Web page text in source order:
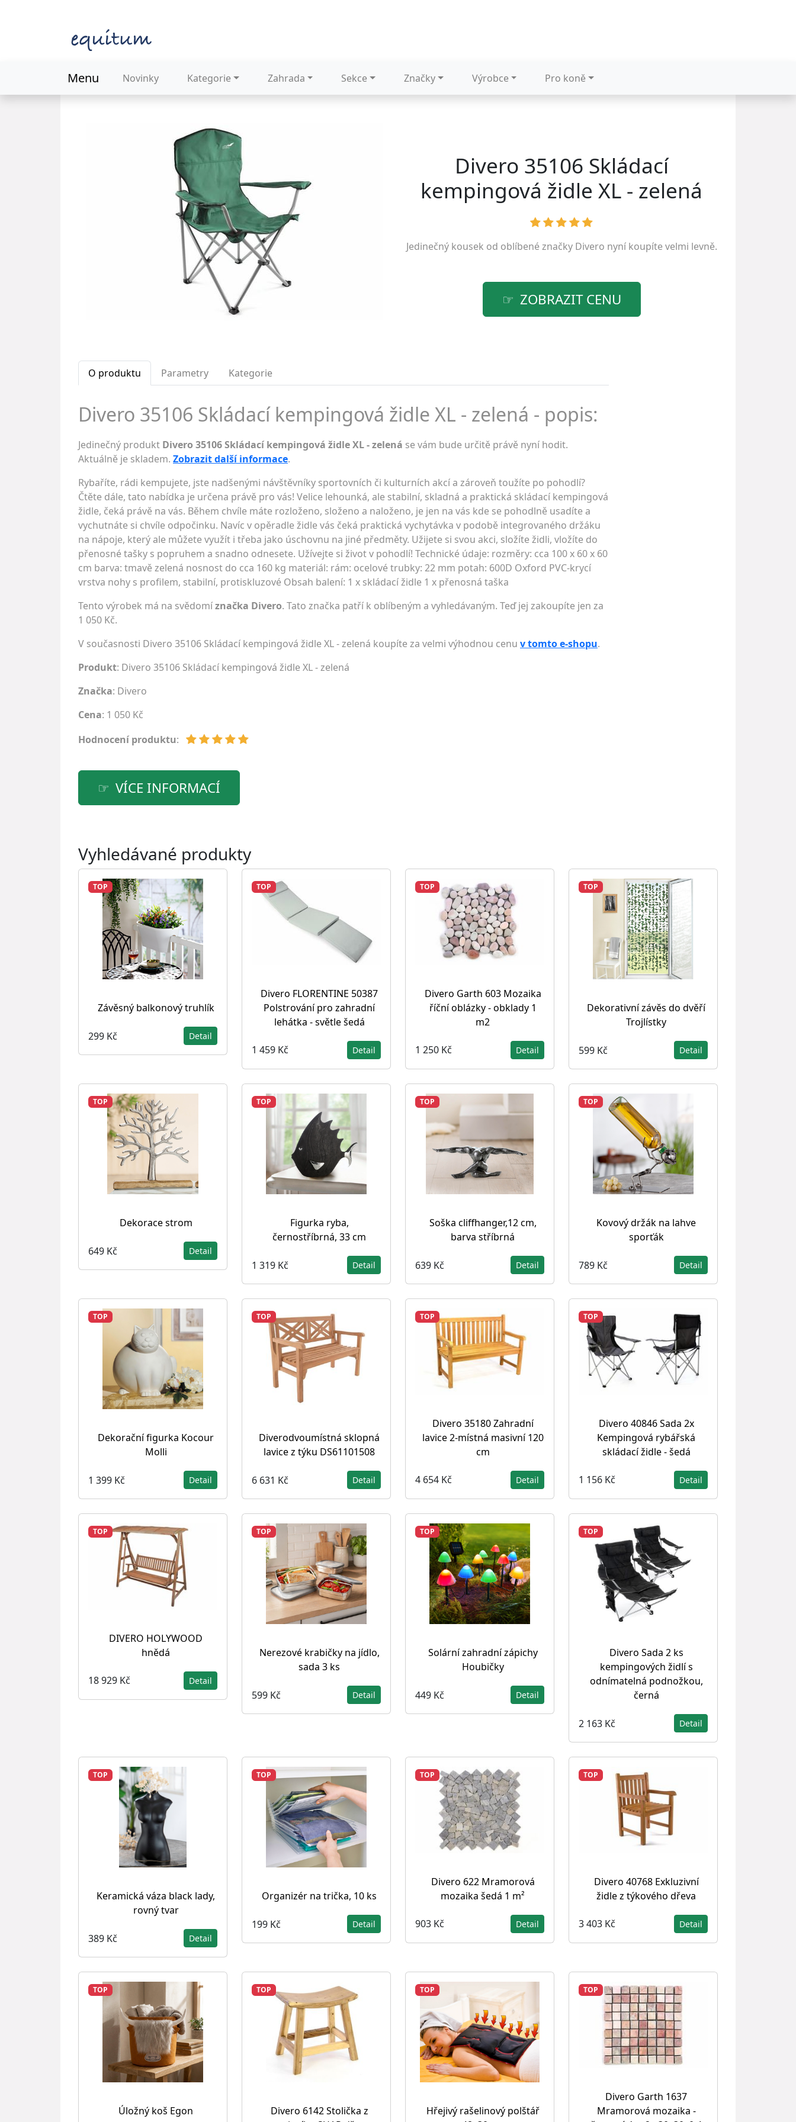
Menu Novinky Kategorie Zahrada Sekce Značky Výrobce Pro koně
Divero 35106 Skládací
kempingová židle XL - zelená
Jedinečný kousek od oblíbené značky Divero nyní koupíte velmi levně.
ZOBRAZIT CENU
O produktu Parametry Kategorie
Divero 35106 Skládací kempingová židle XL - zelená - popis:
Jedinečný produkt Divero 35106 Skládací kempingová židle XL - zelená se vám bude určitě právě nyní hodit.
Aktuálně je skladem. Zobrazit další informace.
Rybaříte, rádi kempujete, jste nadšenými návštěvníky sportovních či kulturních akcí a zároveň toužíte po pohodlí?
Čtěte dále, tato nabídka je určena právě pro vás! Velice lehounká, ale stabilní, skladná a praktická skládací kempingová
židle, čeká právě na vás. Během chvíle máte rozloženo, složeno a naloženo, je jen na vás kde se pohodlně usadíte a
vychutnáte si chvíle odpočinku. Navíc v opěradle židle vás čeká praktická vychytávka v podobě integrovaného držáku
na nápoje, který ale můžete využít i třeba jako úschovnu na jiné předměty. Užijete si svou akci, složíte židli, vložíte do
přenosné tašky s popruhem a snadno odnesete. Užívejte si život v pohodlí! Technické údaje: rozměry: cca 100 x 60 x 60
cm barva: tmavě zelená nosnost do cca 160 kg materiál: rám: ocelové trubky: 22 mm potah: 600D Oxford PVC-krycí
vrstva nohy s profilem, stabilní, protiskluzové Obsah balení: 1 x skládací židle 1 x přenosná taška
Tento výrobek má na svědomíznačka Divero. Tato značka patří k oblíbeným a vyhledávaným. Teď jej zakoupíte jen za
1 050 Kč.
V současnosti Divero 35106 Skládací kempingová židle XL - zelená koupíte za velmi výhodnou cenu v tomto e-shopu.
Produkt: Divero 35106 Skládací kempingová židle XL - zelená
Značka: Divero
Cena: 1 050 Kč
Hodnocení produktu:
VÍCE INFORMACÍ
Vyhledávané produkty
TOP
Závěsný balkonový truhlík
299 Kč Detail
TOP
Divero FLORENTINE 50387
Polstrování pro zahradní
lehátka - světle šedá
1 459 Kč Detail
TOP
Divero Garth 603 Mozaika
říční oblázky - obklady 1
m2
1 250 Kč Detail
TOP
Dekorativní závěs do dvěří
Trojlístky
599 Kč Detail
TOP
Dekorace strom
649 Kč Detail
TOP
Figurka ryba,
černostříbrná, 33 cm
1 319 Kč Detail
TOP
Soška cliffhanger,12 cm,
barva stříbrná
639 Kč Detail
TOP
Kovový držák na lahve
sporťák
789 Kč Detail
TOP
Dekorační figurka Kocour
Molli
1 399 Kč Detail
TOP
Diverodvoumístná sklopná
lavice z týku DS61101508
6 631 Kč Detail
TOP
Divero 35180 Zahradní
lavice 2-místná masivní 120
cm
4 654 Kč Detail
TOP
Divero 40846 Sada 2x
Kempingová rybářská
skládací židle - šedá
1 156 Kč Detail
TOP
DIVERO HOLYWOOD
hnědá
18 929 Kč Detail
TOP
Nerezové krabičky na jídlo,
sada 3 ks
599 Kč Detail
TOP
Solární zahradní zápichy
Houbičky
449 Kč Detail
TOP
Divero Sada 2 ks
kempingových židlí s
odnímatelná podnožkou,
černá
2 163 Kč Detail
TOP
Keramická váza black lady,
rovný tvar
389 Kč Detail
TOP
Organizér na trička, 10 ks
199 Kč Detail
TOP
Divero 622 Mramorová
mozaika šedá 1 m²
903 Kč Detail
TOP
Divero 40768 Exkluzivní
židle z týkového dřeva
3 403 Kč Detail
TOP
Úložný koš Egon
TOP
Divero 6142 Stolička z
TOP
Hřejivý rašelinový polštář
TOP
Divero Garth 1637
Mramorová mozaika -